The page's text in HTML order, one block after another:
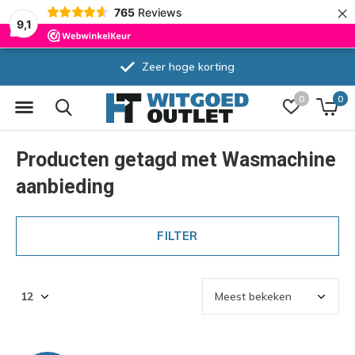
9,1
765 Reviews ×
0 0
Zeer hoge korting
Producten getagd met Wasmachine
aanbieding
FILTER